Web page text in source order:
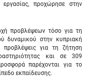
προχώρησε στην
προβλέψεων τόσο για τη
δυναμικού στην κυπριακή
για τη ζήτηση
και σε 309
παρέχονται για το
εκπαίδευσης.